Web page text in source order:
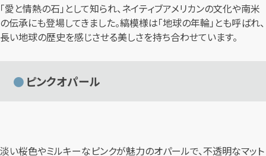
「愛と情熱の石」として知られ、ネイティブアメリカンの文化や南米
の伝承にも登場してきました。縞模様は「地球の年輪」とも呼ばれ、
長い地球の歴史を感じさせる美しさを持ち合わせています。
ピンクオパール
淡い桜色やミルキーなピンクが魅力のオパールで、不透明なマット